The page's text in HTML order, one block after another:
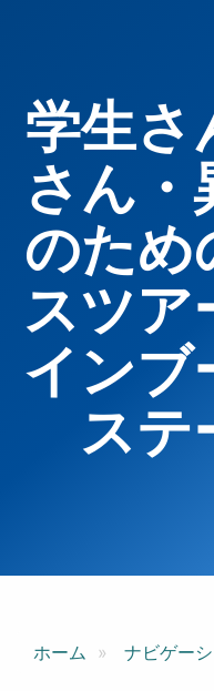
学生さ
さん・
のため
スツア
インブ
ステ
ホーム ナビゲー